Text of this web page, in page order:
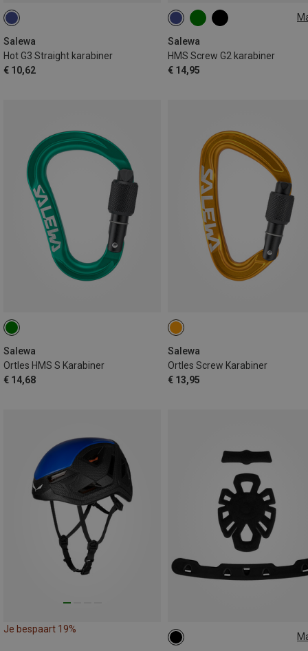
Salewa
Hot G3 Straight karabiner
€ 10,62
Salewa
HMS Screw G2 karabiner
€ 14,95
S
Salewa
Ortles HMS S Karabiner
€ 14,68
Salewa
Ortles Screw Karabiner
€ 13,95
Je bespaart 19%
ONE SIZE